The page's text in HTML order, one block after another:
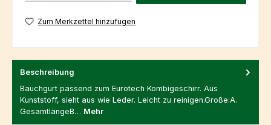
Zum Merkzettel hinzufügen
Beschreibung
Bauchgurt passend zum Eurotech Kombigeschirr. Aus
Kunststoff, sieht aus wie Leder. Leicht zu reinigen.Große:A.
GesamtlängeB… Mehr